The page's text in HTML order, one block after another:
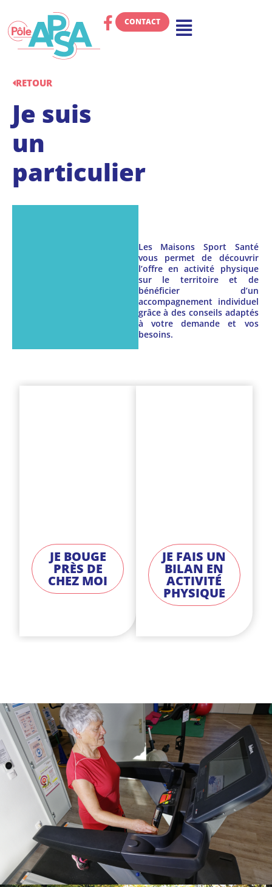
CONTACT
RETOUR
Je suis
un
particulier
Les Maisons Sport Santé
vous permet de découvrir
l’offre en activité physique
sur le territoire et de
bénéficier d’un
accompagnement individuel
grâce à des conseils adaptés
à votre demande et vos
besoins.
JE BOUGE
PRÈS DE
CHEZ MOI
JE FAIS UN
BILAN EN
ACTIVITÉ
PHYSIQUE